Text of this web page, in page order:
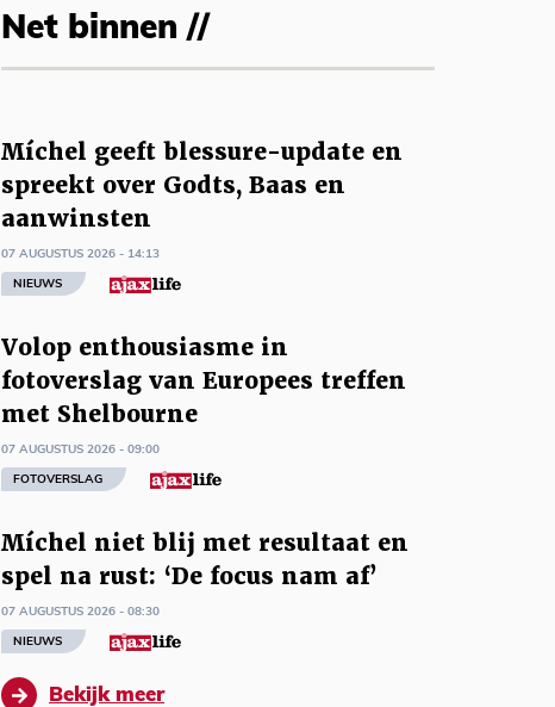
Net binnen //
Míchel geeft blessure-update en
spreekt over Godts, Baas en
aanwinsten
07 AUGUSTUS 2026 - 14:13
NIEUWS
Volop enthousiasme in
fotoverslag van Europees treffen
met Shelbourne
07 AUGUSTUS 2026 - 09:00
FOTOVERSLAG
Míchel niet blij met resultaat en
spel na rust: ‘De focus nam af’
07 AUGUSTUS 2026 - 08:30
NIEUWS
Bekijk meer